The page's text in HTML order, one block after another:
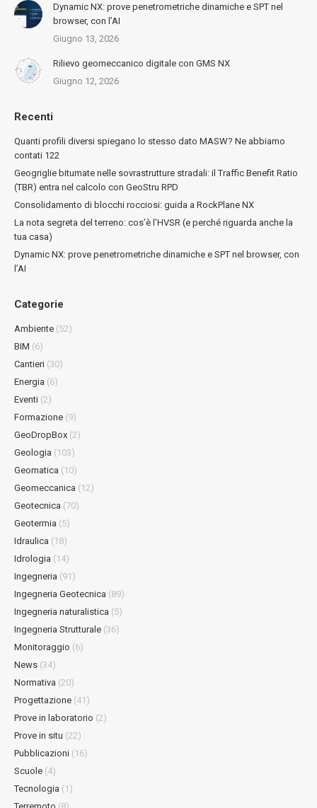
Dynamic NX: prove penetrometriche dinamiche e SPT nel
browser, con l’AI
Giugno 13, 2026
Rilievo geomeccanico digitale con GMS NX
Giugno 12, 2026
Recenti
Quanti profili diversi spiegano lo stesso dato MASW? Ne abbiamo
contati 122
Geogriglie bitumate nelle sovrastrutture stradali: il Traffic Benefit Ratio
(TBR) entra nel calcolo con GeoStru RPD
Consolidamento di blocchi rocciosi: guida a RockPlane NX
La nota segreta del terreno: cos’è l’HVSR (e perché riguarda anche la
tua casa)
Dynamic NX: prove penetrometriche dinamiche e SPT nel browser, con
l’AI
Categorie
Ambiente (52)
BIM (6)
Cantieri (30)
Energia (6)
Eventi (2)
Formazione (9)
GeoDropBox (2)
Geologia (103)
Geomatica (10)
Geomeccanica (12)
Geotecnica (70)
Geotermia (5)
Idraulica (18)
Idrologia (14)
Ingegneria (91)
Ingegneria Geotecnica (89)
Ingegneria naturalistica (5)
Ingegneria Strutturale (36)
Monitoraggio (6)
News (34)
Normativa (20)
Progettazione (41)
Prove in laboratorio (2)
Prove in situ (22)
Pubblicazioni (16)
Scuole (4)
Tecnologia (1)